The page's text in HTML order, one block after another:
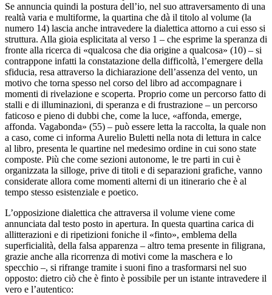
Se annuncia quindi la postura dell’io, nel suo attraversamento di una
realtà varia e multiforme, la quartina che dà il titolo al volume (la
numero 14) lascia anche intravedere la dialettica attorno a cui esso si
struttura. Alla gioia esplicitata al verso 1 – che esprime la speranza di
fronte alla ricerca di «qualcosa che dia origine a qualcosa» (10) – si
contrappone infatti la constatazione della difficoltà, l’emergere della
sfiducia, resa attraverso la dichiarazione dell’assenza del vento, un
motivo che torna spesso nel corso del libro ad accompagnare i
momenti di rivelazione e scoperta. Proprio come un percorso fatto di
stalli e di illuminazioni, di speranza e di frustrazione – un percorso
faticoso e pieno di dubbi che, come la luce, «affonda, emerge,
affonda. Vagabonda» (55) – può essere letta la raccolta, la quale non
a caso, come ci informa Aurelio Buletti nella nota di lettura in calce
al libro, presenta le quartine nel medesimo ordine in cui sono state
composte. Più che come sezioni autonome, le tre parti in cui è
organizzata la silloge, prive di titoli e di separazioni grafiche, vanno
considerate allora come momenti alterni di un itinerario che è al
tempo stesso esistenziale e poetico.
L’opposizione dialettica che attraversa il volume viene come
annunciata dal testo posto in apertura. In questa quartina carica di
allitterazioni e di ripetizioni foniche il «finto», emblema della
superficialità, della falsa apparenza – altro tema presente in filigrana,
grazie anche alla ricorrenza di motivi come la maschera e lo
specchio –, si rifrange tramite i suoni fino a trasformarsi nel suo
opposto: dietro ciò che è finto è possibile per un istante intravedere il
vero e l’autentico: